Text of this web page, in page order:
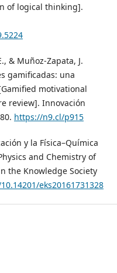
of logical thinking].
& Muñoz-Zapata, J.
gamificadas: una
motivational
review]. Innovación
https://n9.cl/p915
y la Física–Química
and Chemistry of
the Knowledge Society
eks20161731328